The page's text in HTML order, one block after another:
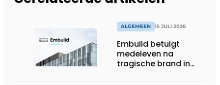
ALGEMEEN 15 JULI 2026
Embuild betuigt
medeleven na
tragische brand in